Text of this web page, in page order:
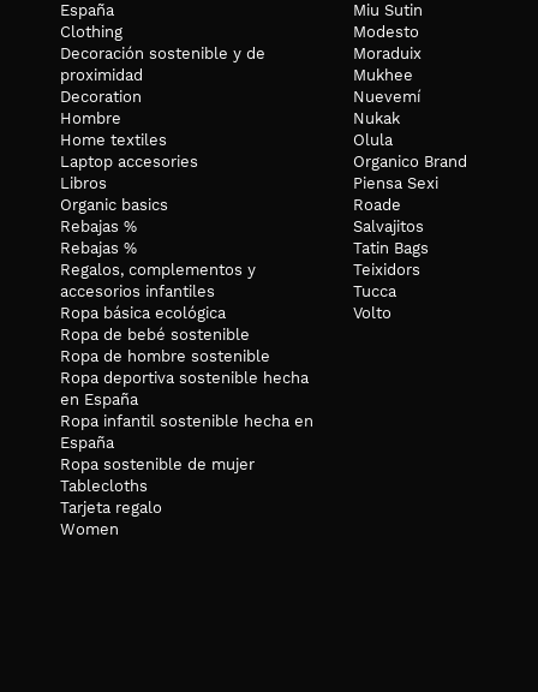
España
Clothing
Decoración sostenible y de
proximidad
Decoration
Hombre
Home textiles
Laptop accesories
Libros
Organic basics
Rebajas %
Rebajas %
Regalos, complementos y
accesorios infantiles
Ropa básica ecológica
Ropa de bebé sostenible
Ropa de hombre sostenible
Ropa deportiva sostenible hecha
en España
Ropa infantil sostenible hecha en
España
Ropa sostenible de mujer
Tablecloths
Tarjeta regalo
Women
Miu Sutin
Modesto
Moraduix
Mukhee
Nuevemí
Nukak
Olula
Organico Brand
Piensa Sexi
Roade
Salvajitos
Tatin Bags
Teixidors
Tucca
Volto